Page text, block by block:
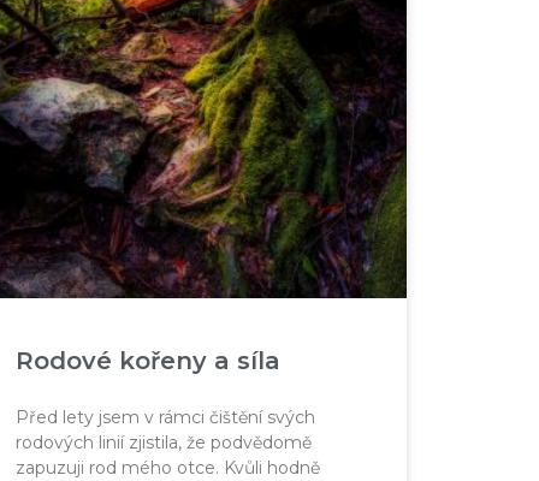
Rodové kořeny a síla
Před lety jsem v rámci čištění svých
rodových linií zjistila, že podvědomě
zapuzuji rod mého otce. Kvůli hodně